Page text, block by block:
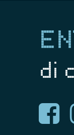
di